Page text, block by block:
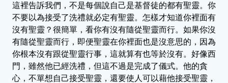
這裡告訴我們，不是每個說自己是基督徒的都有聖靈。你
不要以為接受了洗禮就必定有聖靈。怎樣才知道你裡面有
沒有聖靈？很簡單，看你有沒有隨從聖靈而行。如果你沒
有隨從聖靈而行，即便聖靈在你裡面也是沒意思的，因為
你根本沒有跟從聖靈行事，這就算有也等於沒有。好像西
門，雖然他已經洗禮，但這不過是完成了儀式。他的貪
心，不單想自己接受聖靈，還要使人可以藉他接受聖靈，